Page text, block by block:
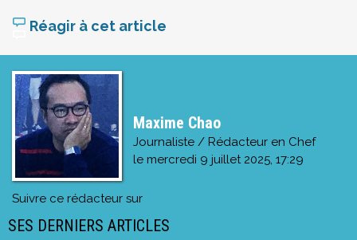
Réagir à cet article
Maxime Chao
Journaliste / Rédacteur en Chef
le mercredi 9 juillet 2025, 17:29
Suivre ce rédacteur sur
SES DERNIERS ARTICLES